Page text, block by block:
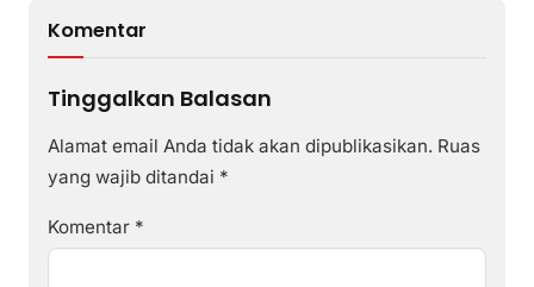
Komentar
Tinggalkan Balasan
Alamat email Anda tidak akan dipublikasikan. Ruas
yang wajib ditandai *
Komentar *